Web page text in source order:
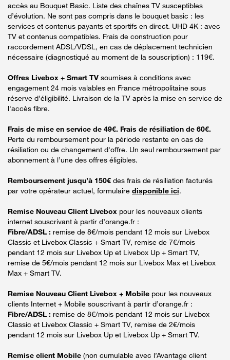
accès au Bouquet Basic. Liste des chaînes TV susceptibles
d’évolution. Ne sont pas compris dans le bouquet basic : les
services et contenus payants et sportifs en direct. UHD 4K : avec
TV et contenus compatibles. Frais de construction pour
raccordement ADSL/VDSL, en cas de déplacement technicien
nécessaire (diagnostiqué au moment de la souscription) : 119€.
Offres Livebox + Smart TV soumises à conditions avec
engagement 24 mois valables en France métropolitaine sous
réserve d’éligibilité. Livraison de la TV après la mise en service de
l'accès fibre.
Frais de mise en service de 49€. Frais de résiliation de 60€.
Perte du remboursement pour la période restante en cas de
résiliation ou de changement d'offre. Un seul remboursement par
abonnement à l’une des offres éligibles.
Remboursement jusqu’à 150€ des frais de résiliation facturés
par votre opérateur actuel, formulaire disponible ici.
Remise Nouveau Client Livebox pour les nouveaux clients
internet souscrivant à partir d’orange.fr :
Fibre/ADSL : remise de 8€/mois pendant 12 mois sur Livebox
Classic et Livebox Classic + Smart TV, remise de 7€/mois
pendant 12 mois sur Livebox Up et Livebox Up + Smart TV,
remise de 5€/mois pendant 12 mois sur Livebox Max et Livebox
Max + Smart TV.
Remise Nouveau Client Livebox + Mobile pour les nouveaux
clients Internet + Mobile souscrivant à partir d’orange.fr :
Fibre/ADSL : remise de 8€/mois pendant 12 mois sur Livebox
Classic et Livebox Classic + Smart TV, remise de 2€/mois
pendant 12 mois sur Livebox Up et Livebox Up + Smart TV.
Remise client Mobile (non cumulable avec l’Avantage client